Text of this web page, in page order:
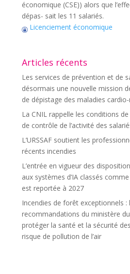
économique (CSE)) alors que
dépas- sait les 11 salariés.
Licenciement économique
Articles récents
Les services de prévention et de
désormais une nouvelle mission
de dépistage des maladies
La CNIL rappelle les conditions
de contrôle de l’activité des
L’URSSAF soutient les
récents incendies
L’entrée en vigueur des
aux systèmes d’IA classés
est reportée à 2027
Incendies de forêt exceptionnels :
recommandations du ministère
protéger la santé et la sécurité
risque de pollution de l’air